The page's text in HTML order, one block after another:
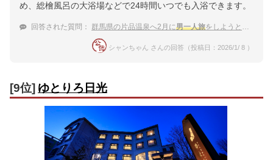
め、総檜風呂の大浴場などで24時間いつでも入浴できます。
回答された質問： 群馬県の片品温泉へ2月に男一人旅をしようと思ってます。いいところ教えて欲しいです。
シャンちゃん さんの回答（投稿日：2026/1/ 8 ）
[9位] ゆとりろ日光